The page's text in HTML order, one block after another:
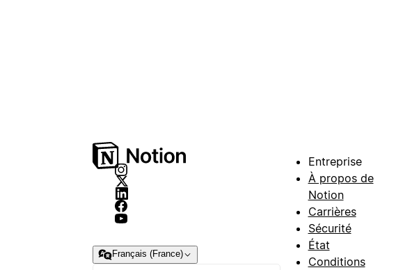
Français (France)
Entreprise
À propos de
Notion
Carrières
Sécurité
État
Conditions